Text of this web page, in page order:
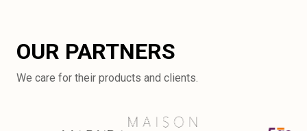
OUR PARTNERS
We care for their products and clients.